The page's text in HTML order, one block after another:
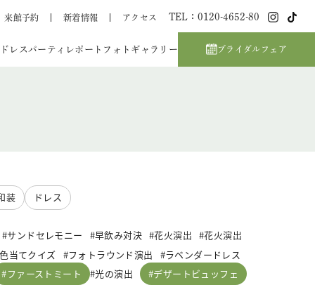
来館予約 新着情報 アクセス TEL：0120-4652-80
ドレスパーティレポート フォトギャラリー ブライダルフェア
装 ドレス
サンドセレモニー 早飲み対決 花火演出
花火演出
色当てクイズ
フォトラウンド演出
ラベンダードレス
ファーストミート
光の演出
デザートビュッフェ